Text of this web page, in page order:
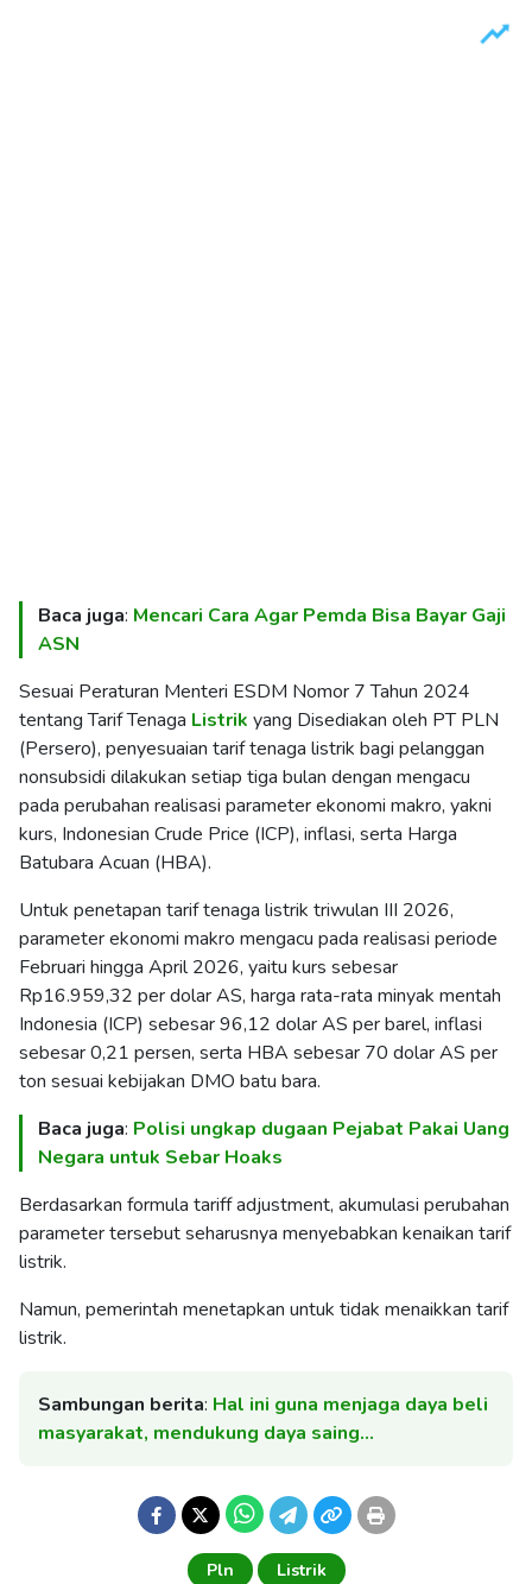
Baca juga: Mencari Cara Agar Pemda Bisa Bayar Gaji
ASN
Sesuai Peraturan Menteri ESDM Nomor 7 Tahun 2024
tentang Tarif Tenaga Listrik yang Disediakan oleh PT PLN
(Persero), penyesuaian tarif tenaga listrik bagi pelanggan
nonsubsidi dilakukan setiap tiga bulan dengan mengacu
pada perubahan realisasi parameter ekonomi makro, yakni
kurs, Indonesian Crude Price (ICP), inflasi, serta Harga
Batubara Acuan (HBA).
Untuk penetapan tarif tenaga listrik triwulan III 2026,
parameter ekonomi makro mengacu pada realisasi periode
Februari hingga April 2026, yaitu kurs sebesar
Rp16.959,32 per dolar AS, harga rata-rata minyak mentah
Indonesia (ICP) sebesar 96,12 dolar AS per barel, inflasi
sebesar 0,21 persen, serta HBA sebesar 70 dolar AS per
ton sesuai kebijakan DMO batu bara.
Baca juga: Polisi ungkap dugaan Pejabat Pakai Uang
Negara untuk Sebar Hoaks
Berdasarkan formula tariff adjustment, akumulasi perubahan
parameter tersebut seharusnya menyebabkan kenaikan tarif
listrik.
Namun, pemerintah menetapkan untuk tidak menaikkan tarif
listrik.
Sambungan berita: Hal ini guna menjaga daya beli
masyarakat, mendukung daya saing…
Pln Listrik